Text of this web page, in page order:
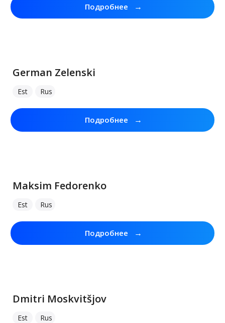
Подробнее →
German Zelenski
Est Rus
Подробнее →
Maksim Fedorenko
Est Rus
Подробнее →
Dmitri Moskvitšjov
Est Rus